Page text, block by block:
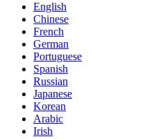
English
Chinese
French
German
Portuguese
Spanish
Russian
Japanese
Korean
Arabic
Irish